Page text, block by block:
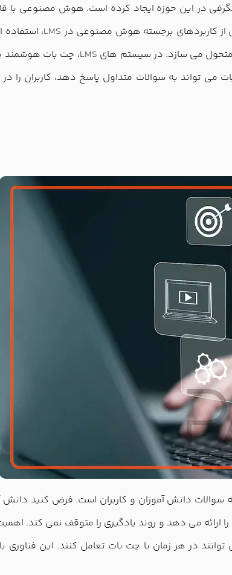
در این حوزه ایجاد کرده است. هوش مصنوعی با
از کاربردهای برجسته هوش مصنوعی در LMS، استفاده
متحول می سازد. در سیستم های LMS، چت بات هوشمند
تواند به سوالات متداول پاسخ دهد، کاربران را
سریع و 24 ساعته به سوالات دانش آموزان و کاربران است. فرض
ارائه می دهد و روند یادگیری را متوقف نمی کند.
توانند در هر زمان با چت بات تعامل کنند. این